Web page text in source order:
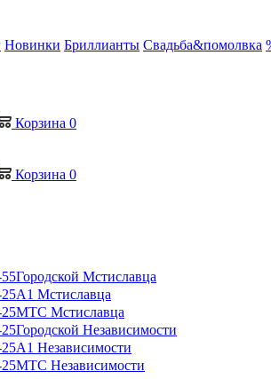
Новинки Бриллианты Свадьба&помолвка
Корзина 0
Корзина 0
Городской Мстиславца
A1 Мстиславца
МТС Мстиславца
Городской Независимости
A1 Независимости
МТС Независимости